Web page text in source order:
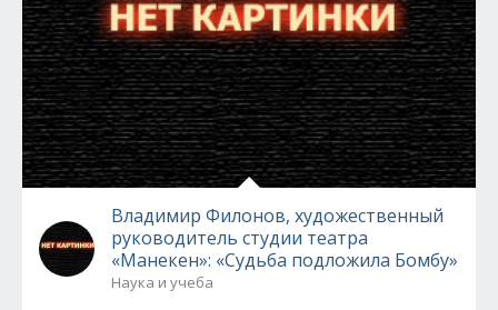
Владимир Филонов, художественный
руководитель студии театра
«Манекен»: «Судьба подложила Бомбу»
Наука и учеба